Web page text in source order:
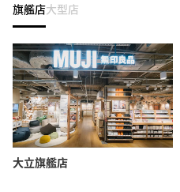
旗艦店大型店
大立旗艦店